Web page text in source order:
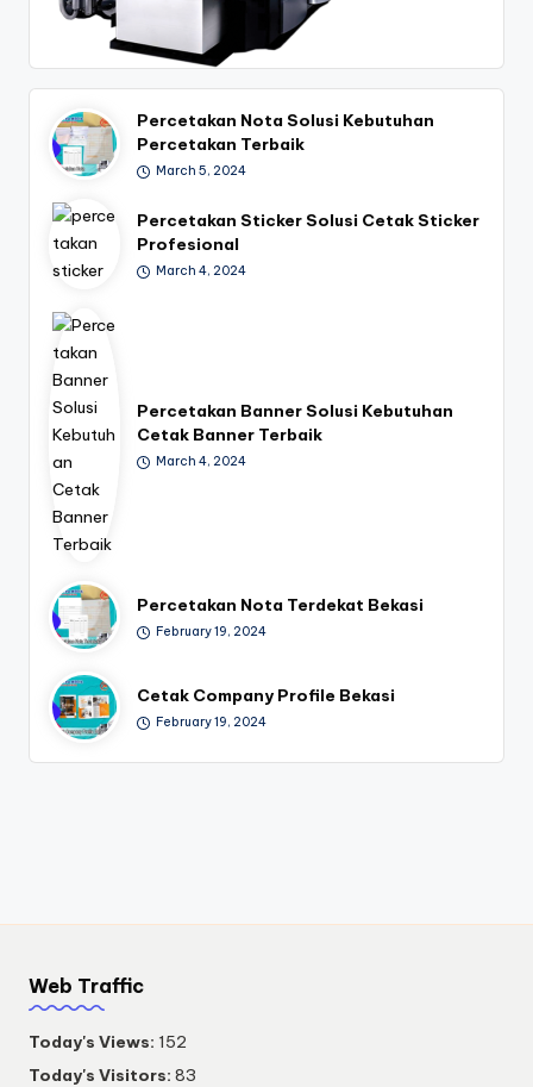
Percetakan Nota Solusi Kebutuhan
Percetakan Terbaik
March 5, 2024
Percetakan Sticker Solusi Cetak Sticker
Profesional
March 4, 2024
Percetakan Banner Solusi Kebutuhan
Cetak Banner Terbaik
March 4, 2024
Percetakan Nota Terdekat Bekasi
February 19, 2024
Cetak Company Profile Bekasi
February 19, 2024
Web Traffic
Today's Views: 152
Today's Visitors: 83